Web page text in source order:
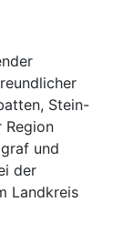
Stein-
Region
und
der
Landkreis